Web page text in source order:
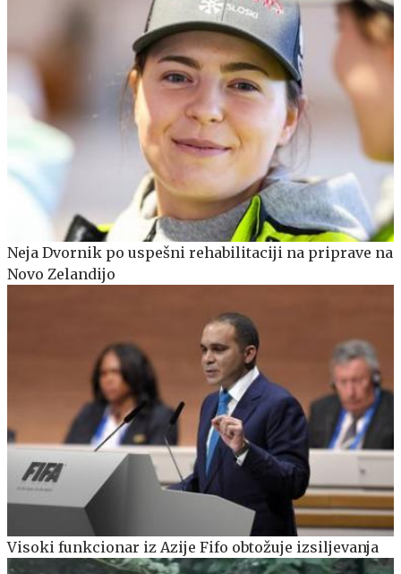
Neja Dvornik po uspešni rehabilitaciji na priprave na
Novo Zelandijo
Visoki funkcionar iz Azije Fifo obtožuje izsiljevanja